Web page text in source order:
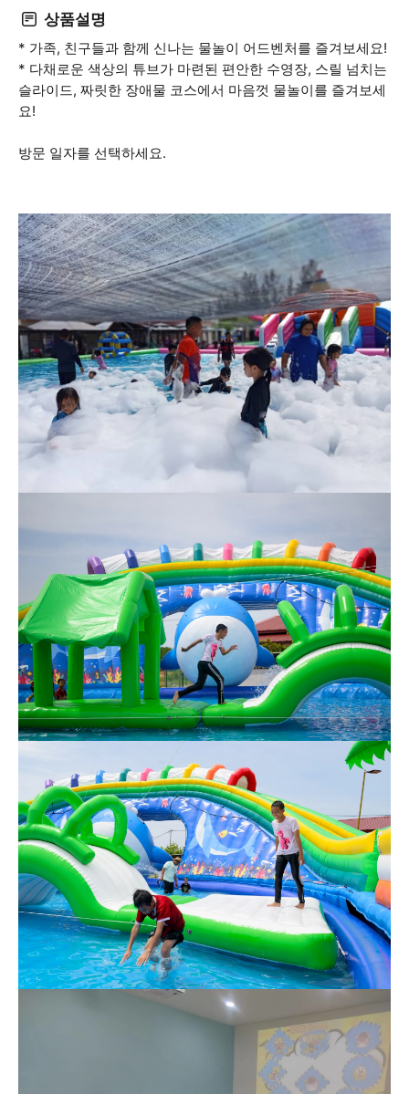
상품설명
* 가족, 친구들과 함께 신나는 물놀이 어드벤처를 즐겨보세요!
* 다채로운 색상의 튜브가 마련된 편안한 수영장, 스릴 넘치는
슬라이드, 짜릿한 장애물 코스에서 마음껏 물놀이를 즐겨보세
요!
방문 일자를 선택하세요.